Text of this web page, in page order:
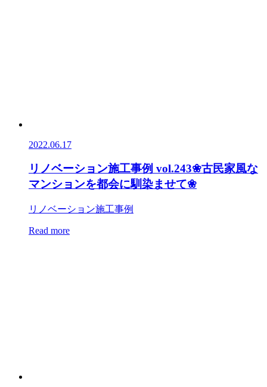
2022.06.17
リノベーション施工事例 vol.243❀古民家風な
マンションを都会に馴染ませて❀
リノベーション施工事例
Read more